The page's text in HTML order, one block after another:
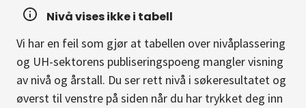
Foreslå
Statistikk
Aktuelt
Om
Nivå vises ikke i tabell
Vi har en feil som gjør at tabellen over nivåplassering
og UH-sektorens publiseringspoeng mangler visning
av nivå og årstall. Du ser rett nivå i søkeresultatet og
øverst til venstre på siden når du har trykket deg inn